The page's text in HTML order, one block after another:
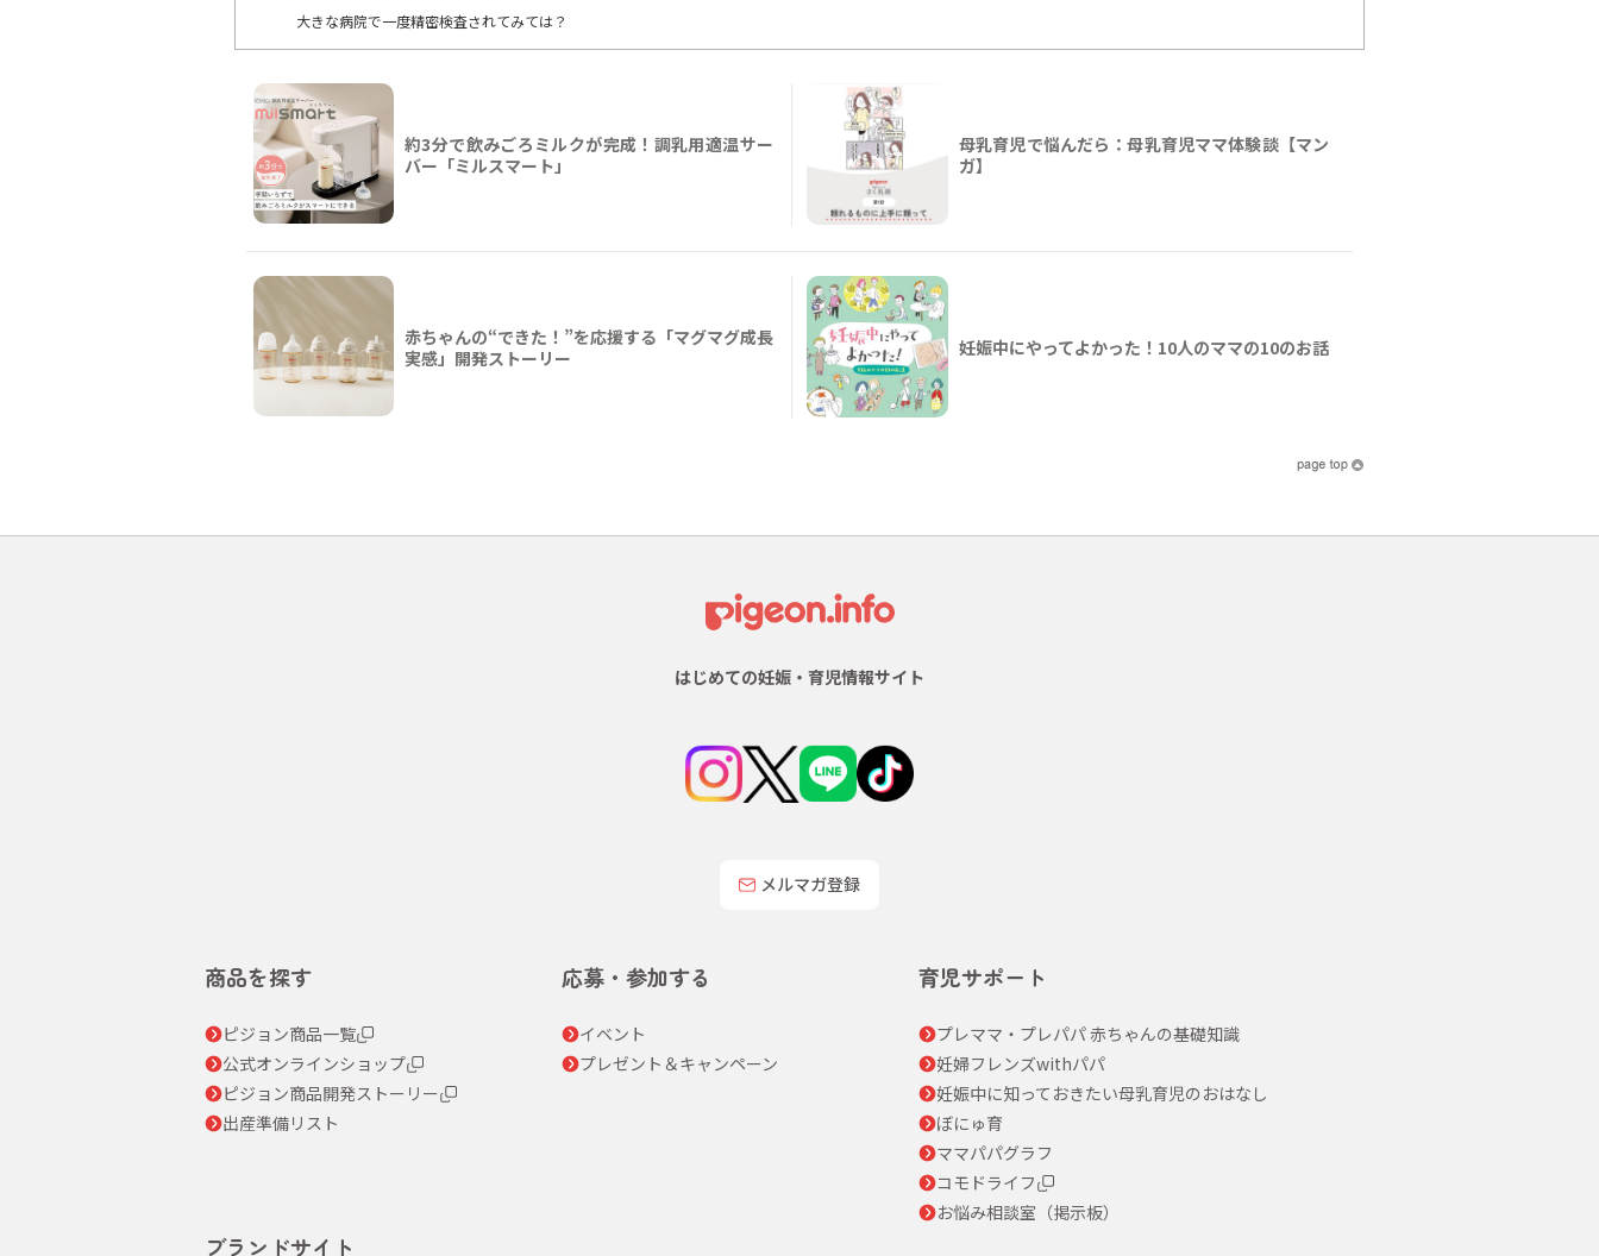
大きな病院で一度精密検査されてみては？
約3分で飲みごろミルクが完成！調乳用適温サー
バー「ミルスマート」
母乳育児で悩んだら：母乳育児ママ体験談【マン
ガ】
赤ちゃんの“できた！”を応援する「マグマグ成長
実感」開発ストーリー
妊娠中にやってよかった！10人のママの10のお話
はじめての妊娠・育児情報サイト
メルマガ登録
商品を探す
ピジョン商品一覧
公式オンラインショップ
ピジョン商品開発ストーリー
出産準備リスト
応募・参加する
イベント
プレゼント＆キャンペーン
育児サポート
プレママ・プレパパ 赤ちゃんの基礎知識
妊婦フレンズwithパパ
妊娠中に知っておきたい母乳育児のおはなし
ぼにゅ育
ママパパグラフ
コモドライフ
お悩み相談室（掲示板）
ブランドサイト